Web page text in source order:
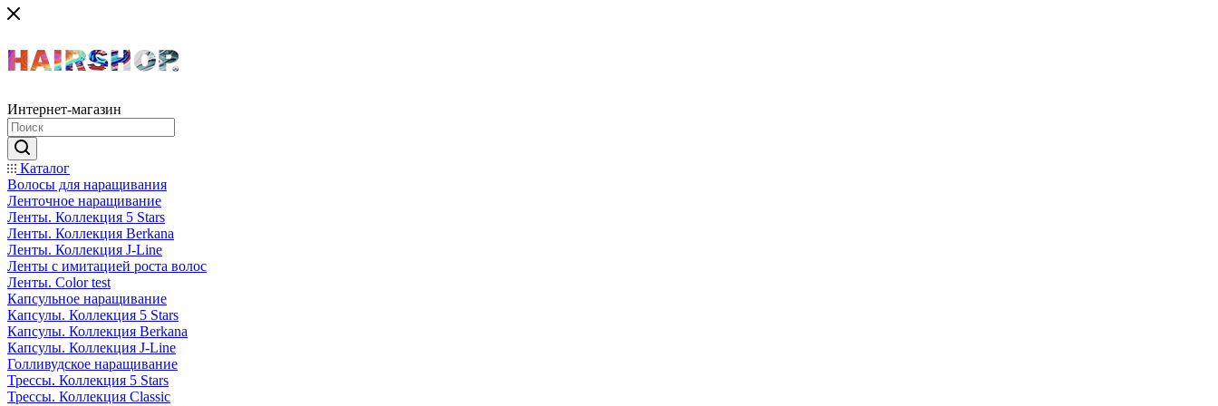
Интернет-магазин
Каталог
Волосы для наращивания
Ленточное наращивание
Ленты. Коллекция 5 Stars
Ленты. Коллекция Berkana
Ленты. Коллекция J-Line
Ленты с имитацией роста волос
Ленты. Color test
Капсульное наращивание
Капсулы. Коллекция 5 Stars
Капсулы. Коллекция Berkana
Капсулы. Коллекция J-Line
Голливудское наращивание
Трессы. Коллекция 5 Stars
Трессы. Коллекция Classic